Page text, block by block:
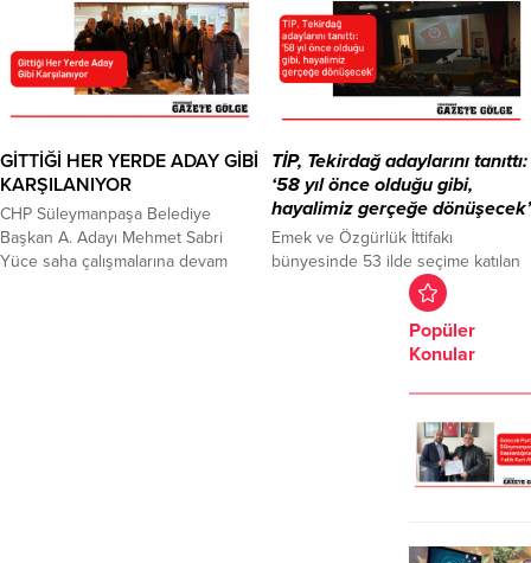
çalışmalarına devam ediyor. Polis
ekipleri, DEAŞ terör örgütü
içerisinde faaliyette bulunduğu
tespit edilen Z.E.E’nin Çorlu’da
yaşadığını tespit etti. Örgüt
adet cep telefonu, bir tabanca ile
örgüte ait...
Tekirdağ Barosu, yargı
bağımsızlığına zarar veren kararın
geri alınması çağrısında bulundu.
İstanbul Barosu Başkanı İbrahim
Kaboğlu ve yönetim kurulunun
mahkeme kararına tepkiler sürüyor.
Kararı protesto eden avukatlar,
Taksim’de yürüyüş düzenledi.
Eyleme destek veren Tekirdağ
Baro...
GİTTİĞİ HER YERDE ADAY GİBİ
KARŞILANIYOR
CHP Süleymanpaşa Belediye
Başkan A. Adayı Mehmet Sabri
Yüce saha çalışmalarına devam
TİP, Tekirdağ adaylarını tanıttı:
‘58 yıl önce olduğu gibi,
hayalimiz gerçeğe dönüşecek’
Emek ve Özgürlük İttifakı
bünyesinde 53 ilde seçime katılan
Türkiye İşçi Partisi (TİP), Tekirdağ’da
da seçim çalışmalarına başladı. TİP
Tekirdağ temsilciliği, Çerkezköy
Atatürk Kültür Merkezi’nde
listesinde 1. sırada Bilge Seçkin
Çetinkaya, 2. sıradan Mehmet
Aytekin, 3. ıradan Emre Sevilmiş, 4.
Popüler
Konular